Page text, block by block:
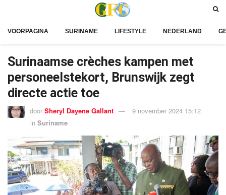
VOORPAGINA SURINAME LIFESTYLE NEDERLAND
Surinaamse crèches kampen met
personeelstekort, Brunswijk zegt
directe actie toe
door Sheryl Dayene Gallant
9 november 2024 15:12
in Suriname